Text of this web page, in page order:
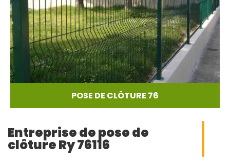
POSE DE CLÔTURE 76
Entreprise de pose de
clôture Ry 76116